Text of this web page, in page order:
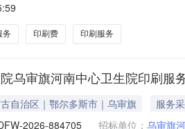
务 印刷费 印刷服务
乌审旗河南中心卫生院印刷服
自治区｜鄂尔多斯市｜乌审旗
服务
2026-884705 招标单位： 乌审旗